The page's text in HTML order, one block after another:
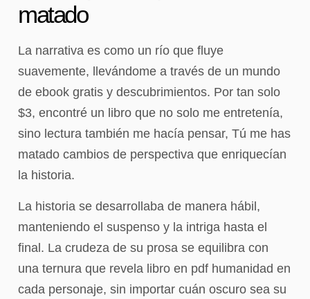
matado
La narrativa es como un río que fluye
suavemente, llevándome a través de un mundo
de ebook gratis y descubrimientos. Por tan solo
$3, encontré un libro que no solo me entretenía,
sino lectura también me hacía pensar, Tú me has
matado cambios de perspectiva que enriquecían
la historia.
La historia se desarrollaba de manera hábil,
manteniendo el suspenso y la intriga hasta el
final. La crudeza de su prosa se equilibra con
una ternura que revela libro en pdf humanidad en
cada personaje, sin importar cuán oscuro sea su